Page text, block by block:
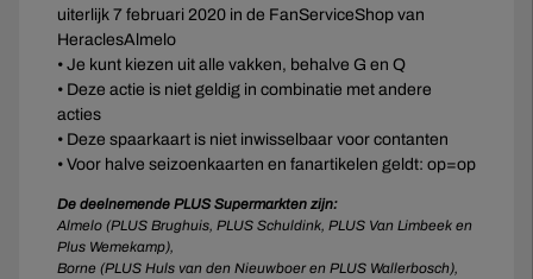
uiterlijk 7 februari 2020 in de FanServiceShop van
HeraclesAlmelo
• Je kunt kiezen uit alle vakken, behalve G en Q
• Deze actie is niet geldig in combinatie met andere
acties
• Deze spaarkaart is niet inwisselbaar voor contanten
• Voor halve seizoenkaarten en fanartikelen geldt: op=op
De deelnemende PLUS Supermarkten zijn:
Almelo (PLUS Brughuis, PLUS Schuldink, PLUS Van Limbeek en
Plus Wemekamp),
Borne (PLUS Huls van den Nieuwboer en PLUS Wallerbosch),